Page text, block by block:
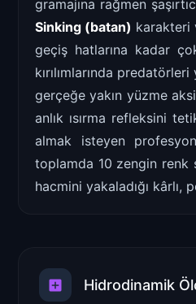
gramajına rağmen
Sinking (batan) karakteri
geçiş hatlarına kadar
kırılımlarında
gerçeğe yakın yüzme
anlık ısırma refleksini
almak isteyen
toplamda 10 zengin renk
hacmini yakaladığı
Hidrodinamik